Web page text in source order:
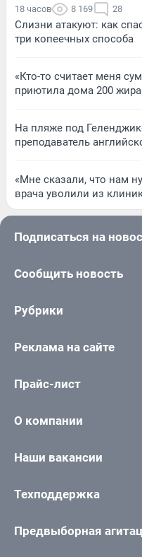
18 часов 8 169 28
Слизни атакуют: как
три копеечных способа
«Кто-то считает меня
приютила дома 200
На пляже под
преподаватель
«Мне сказали, что нам
врача уволили из
Подписаться на
Сообщить новость
Рубрики
Реклама на сайте
Прайс-лист
О компании
Наши вакансии
Техподдержка
Предвыборная